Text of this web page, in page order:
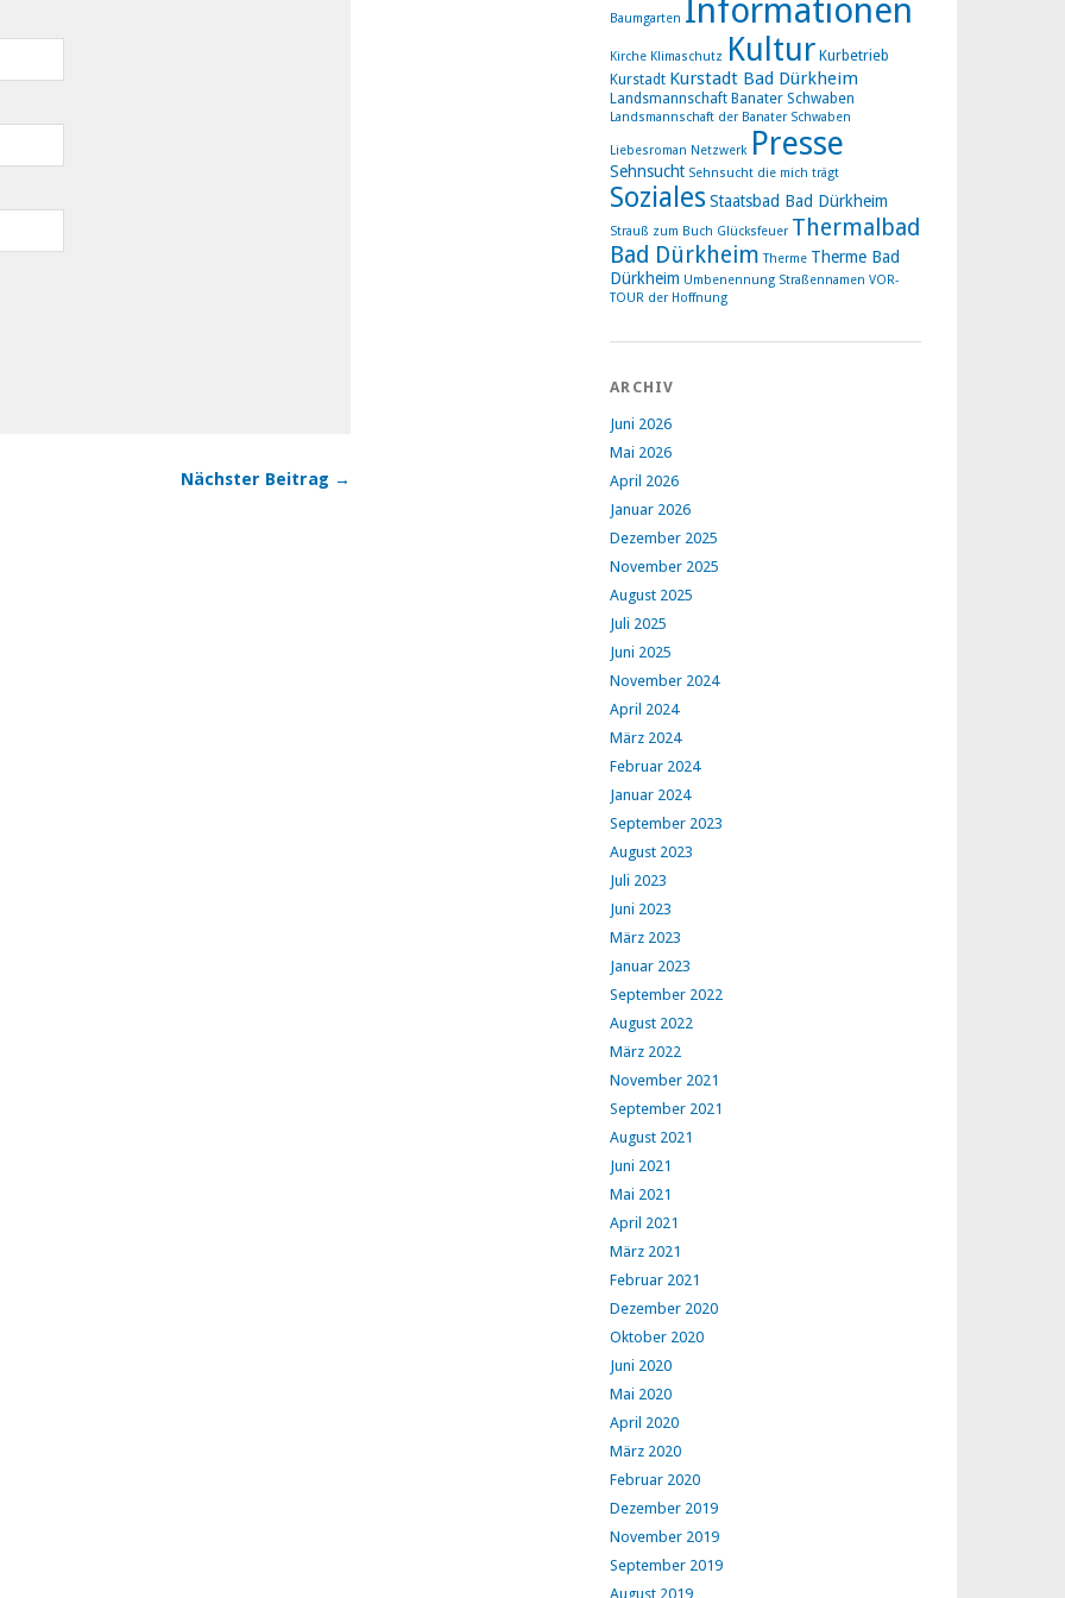
Nächster Beitrag →
Baumgarten Informationen
Kirche Klimaschutz Kultur Kurbetrieb
Kurstadt Kurstadt Bad Dürkheim
Landsmannschaft Banater Schwaben
Landsmannschaft der Banater Schwaben
Liebesroman Netzwerk Presse
Sehnsucht Sehnsucht die mich trägt
Soziales Staatsbad Bad Dürkheim
Strauß zum Buch Glücksfeuer Thermalbad
Bad Dürkheim Therme Therme Bad
Dürkheim Umbenennung Straßennamen VOR-
TOUR der Hoffnung
ARCHIV
Juni 2026
Mai 2026
April 2026
Januar 2026
Dezember 2025
November 2025
August 2025
Juli 2025
Juni 2025
November 2024
April 2024
März 2024
Februar 2024
Januar 2024
September 2023
August 2023
Juli 2023
Juni 2023
März 2023
Januar 2023
September 2022
August 2022
März 2022
November 2021
September 2021
August 2021
Juni 2021
Mai 2021
April 2021
März 2021
Februar 2021
Dezember 2020
Oktober 2020
Juni 2020
Mai 2020
April 2020
März 2020
Februar 2020
Dezember 2019
November 2019
September 2019
August 2019